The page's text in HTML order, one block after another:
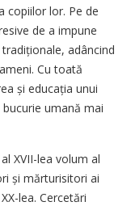
copiilor lor. Pe de
de a impune
adâncind
Cu toată
și educația unui
umană mai
XVII-lea volum al
și mărturisitori ai
lea. Cercetări